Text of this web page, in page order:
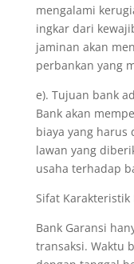
mengalami
ingkar dari
jaminan akan
perbankan yang
e). Tujuan bank
Bank akan
biaya yang harus
lawan yang
usaha terhadap
Sifat Karakteristik
Bank Garansi
transaksi. Waktu